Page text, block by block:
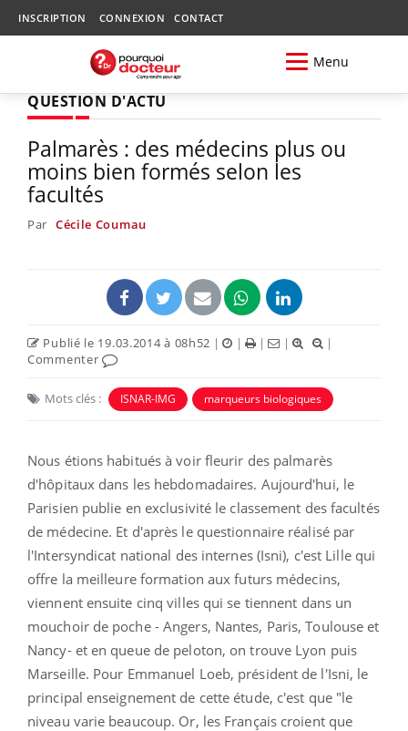
INSCRIPTION CONNEXION CONTACT
Menu
QUESTION D'ACTU
Palmarès : des médecins plus ou
moins bien formés selon les
facultés
Par Cécile Coumau
Publié le 19.03.2014 à 08h52 | | | |
|
Commenter
Mots clés : ISNAR-IMG marqueurs biologiques
Nous étions habitués à voir fleurir des palmarès
d'hôpitaux dans les hebdomadaires. Aujourd'hui, le
Parisien publie en exclusivité le classement des facultés
de médecine. Et d'après le questionnaire réalisé par
l'Intersyndicat national des internes (Isni), c'est Lille qui
offre la meilleure formation aux futurs médecins,
viennent ensuite cinq villes qui se tiennent dans un
mouchoir de poche - Angers, Nantes, Paris, Toulouse et
Nancy- et en queue de peloton, on trouve Lyon puis
Marseille. Pour Emmanuel Loeb, président de l'Isni, le
principal enseignement de cette étude, c'est que "le
niveau varie beaucoup. Or, les Français croient que